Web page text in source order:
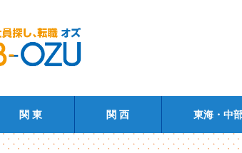
関 東 関 西 東海・中